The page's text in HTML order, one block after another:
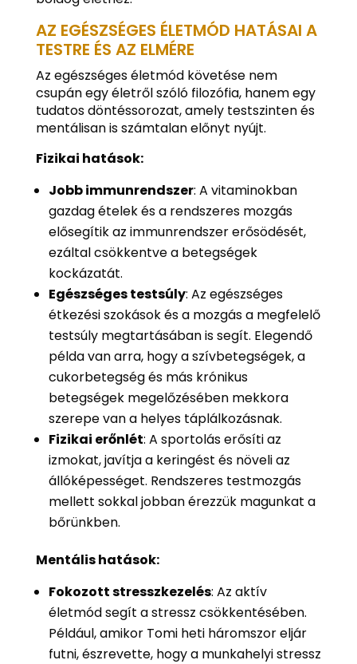
AZ EGÉSZSÉGES ÉLETMÓD HATÁSAI A
TESTRE ÉS AZ ELMÉRE
Az egészséges életmód követése nem
csupán egy életről szóló filozófia, hanem egy
tudatos döntéssorozat, amely testszinten és
mentálisan is számtalan előnyt nyújt.
Fizikai hatások:
Jobb immunrendszer: A vitaminokban
gazdag ételek és a rendszeres mozgás
elősegítik az immunrendszer erősödését,
ezáltal csökkentve a betegségek
kockázatát.
Egészséges testsúly: Az egészséges
étkezési szokások és a mozgás a megfelelő
testsúly megtartásában is segít. Elegendő
példa van arra, hogy a szívbetegségek, a
cukorbetegség és más krónikus
betegségek megelőzésében mekkora
szerepe van a helyes táplálkozásnak.
Fizikai erőnlét: A sportolás erősíti az
izmokat, javítja a keringést és növeli az
állóképességet. Rendszeres testmozgás
mellett sokkal jobban érezzük magunkat a
bőrünkben.
Mentális hatások:
Fokozott stresszkezelés: Az aktív
életmód segít a stressz csökkentésében.
Például, amikor Tomi heti háromszor eljár
futni, észrevette, hogy a munkahelyi stressz